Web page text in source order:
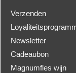
Verzenden
Newsletter
Cadeaubon
Magnumfles wijn